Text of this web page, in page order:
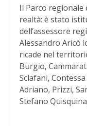
Il Parco regionale
realtà: è stato
dell’assessore
Alessandro Aricò
ricade nel
Burgio,
Sclafani,
Adriano, Prizzi,
Stefano